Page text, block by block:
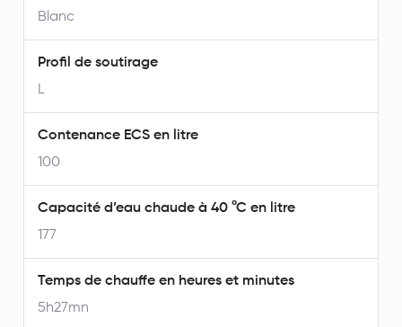
Blanc
Profil de soutirage
L
Contenance ECS en litre
100
Capacité d’eau chaude à 40 °C en litre
177
Temps de chauffe en heures et minutes
5h27mn